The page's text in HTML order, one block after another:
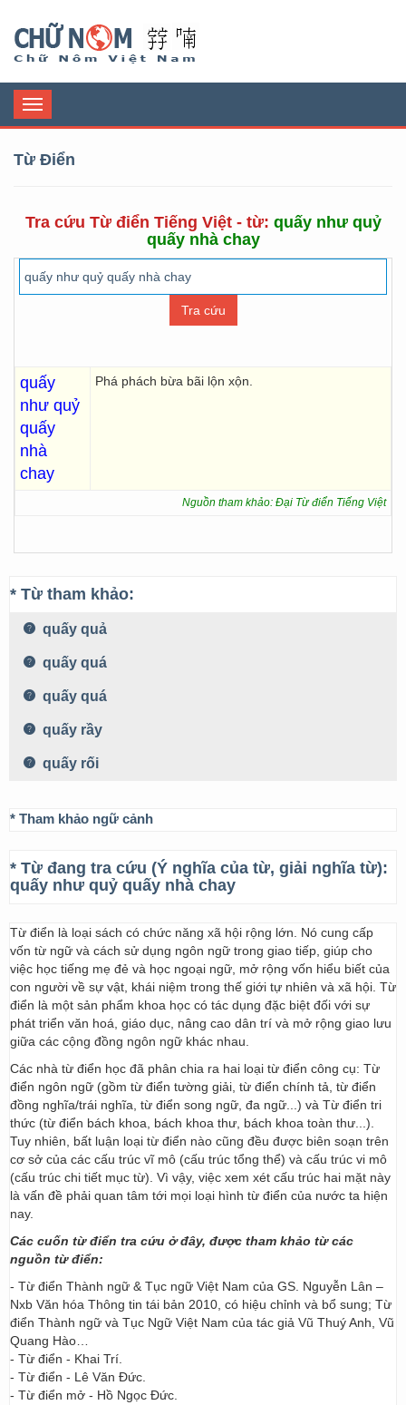
Toggle
navigation
Từ Điển
Tra cứu Từ điển Tiếng Việt - từ: quấy như quỷ
quấy nhà chay
quấy
như quỷ
quấy
nhà
chay
Phá phách bừa bãi lộn xộn.
Nguồn tham khảo: Đại Từ điển Tiếng Việt
* Từ tham khảo:
quấy quả
quấy quá
quấy quá
quấy rầy
quấy rối
* Tham khảo ngữ cảnh
* Từ đang tra cứu (Ý nghĩa của từ, giải nghĩa từ):
quấy như quỷ quấy nhà chay
Từ điển là loại sách có chức năng xã hội rộng lớn. Nó cung cấp
vốn từ ngữ và cách sử dụng ngôn ngữ trong giao tiếp, giúp cho
việc học tiếng mẹ đẻ và học ngoại ngữ, mở rộng vốn hiểu biết của
con người về sự vật, khái niệm trong thế giới tự nhiên và xã hội. Từ
điển là một sản phẩm khoa học có tác dụng đặc biệt đối với sự
phát triển văn hoá, giáo dục, nâng cao dân trí và mở rộng giao lưu
giữa các cộng đồng ngôn ngữ khác nhau.
Các nhà từ điển học đã phân chia ra hai loại từ điển công cụ: Từ
điển ngôn ngữ (gồm từ điển tường giải, từ điển chính tả, từ điển
đồng nghĩa/trái nghĩa, từ điển song ngữ, đa ngữ...) và Từ điển tri
thức (từ điển bách khoa, bách khoa thư, bách khoa toàn thư...).
Tuy nhiên, bất luận loại từ điển nào cũng đều được biên soạn trên
cơ sở của các cấu trúc vĩ mô (cấu trúc tổng thể) và cấu trúc vi mô
(cấu trúc chi tiết mục từ). Vì vậy, việc xem xét cấu trúc hai mặt này
là vấn đề phải quan tâm tới mọi loại hình từ điển của nước ta hiện
nay.
Các cuốn từ điển tra cứu ở đây, được tham khảo từ các
nguồn từ điển:
- Từ điển Thành ngữ & Tục ngữ Việt Nam của GS. Nguyễn Lân –
Nxb Văn hóa Thông tin tái bản 2010, có hiệu chỉnh và bổ sung; Từ
điển Thành ngữ và Tục Ngữ Việt Nam của tác giả Vũ Thuý Anh, Vũ
Quang Hào…
- Từ điển - Khai Trí.
- Từ điển - Lê Văn Đức.
- Từ điển mở - Hồ Ngọc Đức.